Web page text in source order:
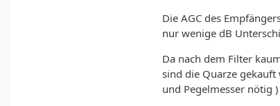
Die AGC des
nur wenige dB
Da nach dem Filter
sind die Quarze
und Pegelmesser nötig )